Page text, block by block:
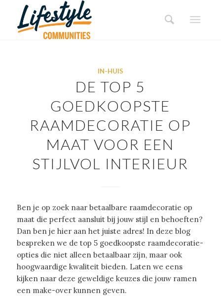
IN-HUIS
DE TOP 5
GOEDKOOPSTE
RAAMDECORATIE OP
MAAT VOOR EEN
STIJLVOL INTERIEUR
Ben je op zoek naar betaalbare raamdecoratie op
maat die perfect aansluit bij jouw stijl en behoeften?
Dan ben je hier aan het juiste adres! In deze blog
bespreken we de top 5 goedkoopste raamdecoratie-
opties die niet alleen betaalbaar zijn, maar ook
hoogwaardige kwaliteit bieden. Laten we eens
kijken naar deze geweldige keuzes die jouw ramen
een make-over kunnen geven.